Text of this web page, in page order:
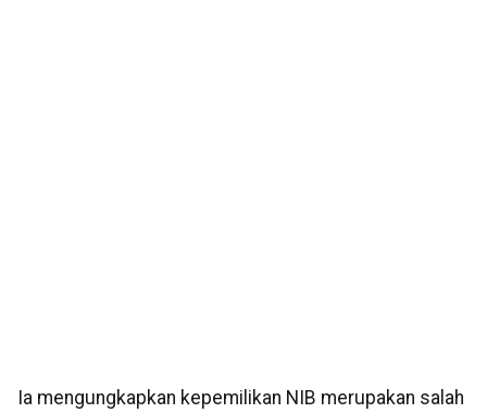
Ia mengungkapkan kepemilikan NIB merupakan salah